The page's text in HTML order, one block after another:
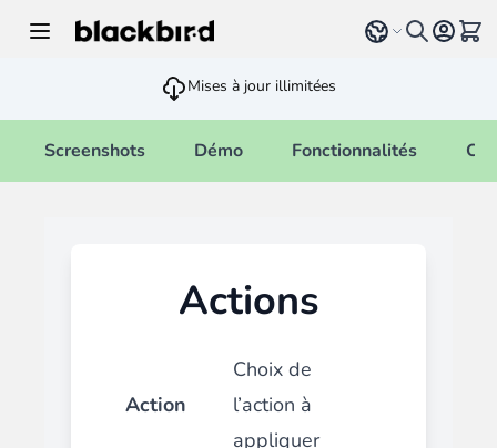
Select language
Voir
Mises à jour illimitées
Screenshots Démo Fonctionnalités
Actions
Action
Choix de
l’action à
appliquer